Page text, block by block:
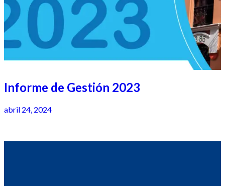
Informe de Gestión 2023
abril 24, 2024